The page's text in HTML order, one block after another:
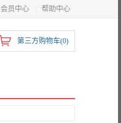
会员中心 帮助中心
第三方购物车(0)